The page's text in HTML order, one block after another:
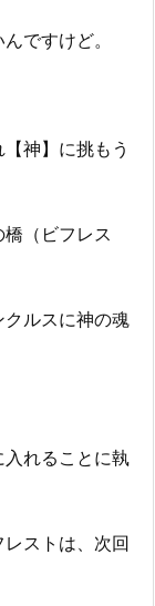
ですけど。
神】に挑もう
（ビフレス
ルスに神の魂
入れることに執
ストは、次回